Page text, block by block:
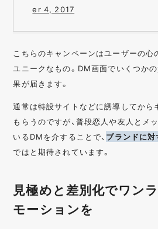
er 4, 2017
こちらのキャンペーンはユーザーの心
ユニークなもの。DM画面でいくつか
果が届きます。
通常は特設サイトなどに誘導してから
もらうのですが、普段恋人や友人とメ
いるDMを介することで、 ブランドに
ではと期待されています。
見極めと差別化でワン
モーションを